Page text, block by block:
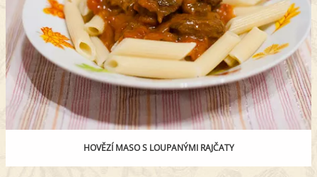
HOVĚZÍ MASO S LOUPANÝMI RAJČATY